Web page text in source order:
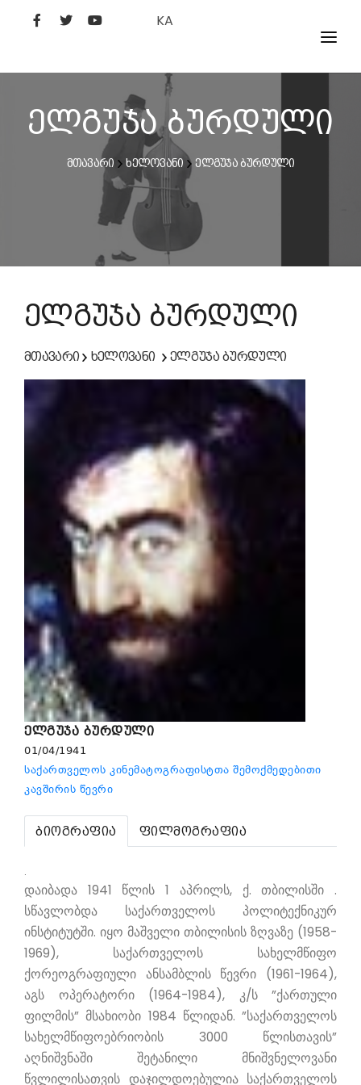
KA
ᲤᲘᲚᲛᲔᲑᲘ
ᲮᲔᲚᲝᲕᲐᲜᲘ
ᲙᲘᲜᲝᲡᲢᲣᲓᲘᲐ
ᲙᲘᲜᲝᲐᲙᲐᲓᲔᲛᲘᲐ
ელგუჯა ბურდული
მთავარი ხელოვანი ელგუჯა ბურდული
ელგუჯა ბურდული
მთავარი ხელოვანი ელგუჯა ბურდული
ელგუჯა ბურდული
01/04/1941
საქართველოს კინემატოგრაფისტთა შემოქმედებითი
კავშირის წევრი
ბიოგრაფია ფილმოგრაფია
.
დაიბადა 1941 წლის 1 აპრილს, ქ. თბილისში .
სწავლობდა საქართველოს პოლიტექნიკურ
ინსტიტუტში. იყო მაშველი თბილისის ზღვაზე (1958-
1969), საქართველოს სახელმწიფო
ქორეოგრაფიული ანსამბლის წევრი (1961-1964),
აგს ოპერატორი (1964-1984), კ/ს ”ქართული
ფილმის” მსახიობი 1984 წლიდან. ”საქართველოს
სახელმწიფოებრიობის 3000 წლისთავის”
აღნიშვნაში შეტანილი მნიშვნელოვანი
წვლილისათვის დაჯილდოებულია საქართველოს